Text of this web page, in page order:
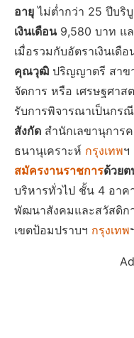
อายุ ไม่ต่ำกว่า 25 ปีบริ
เงินเดือน9,580 บาท แล
เมื่อรวมกับอัตราเงินเดื
คุณวุฒิ ปริญญาตรี สาข
จัดการ หรือ เศรษฐศา
รับการพิจารณาเป็นกร
สังกัด สำนักเลขานุการ
ธนานุเคราะห์ กรุงเทพฯ
สมัครงานราชการด้วยต
บริหารทั่วไป ชั้น 4 อาค
พัฒนาสังคมและสวัสดิก
เขตป้อมปราบฯ กรุงเทพ